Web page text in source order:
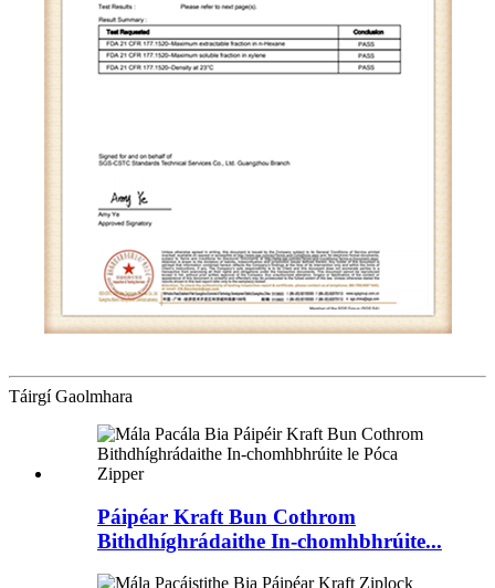
Táirgí Gaolmhara
Páipéar Kraft Bun Cothrom
Bithdhíghrádaithe In-chomhbhrúite...